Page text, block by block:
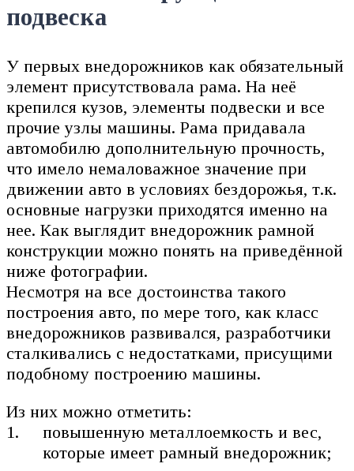
подвеска
У первых внедорожников как обязательный
элемент присутствовала рама. На неё
крепился кузов, элементы подвески и все
прочие узлы машины. Рама придавала
автомобилю дополнительную прочность,
что имело немаловажное значение при
движении авто в условиях бездорожья, т.к.
основные нагрузки приходятся именно на
нее. Как выглядит внедорожник рамной
конструкции можно понять на приведённой
ниже фотографии.
Несмотря на все достоинства такого
построения авто, по мере того, как класс
внедорожников развивался, разработчики
сталкивались с недостатками, присущими
подобному построению машины.
Из них можно отметить:
повышенную металлоемкость и вес,
которые имеет рамный внедорожник;